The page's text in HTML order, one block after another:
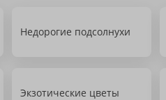
Недорогие подсолнухи
Экзотические цветы